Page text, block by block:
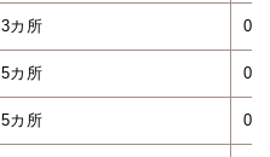
3カ所
5カ所
5カ所